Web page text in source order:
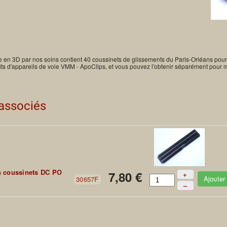
en 3D par nos soins contient 40 coussinets de glissements du Paris-Orléans
d'appareils de voie VMM - ApoClips, et vous pouvez l'obtenir séparément pour
DC PO
30657F 7,80 €
+
–
Ajouter